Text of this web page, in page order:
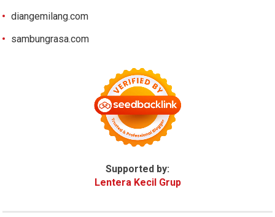
diangemilang.com
sambungrasa.com
Supported by:
Lentera Kecil Grup